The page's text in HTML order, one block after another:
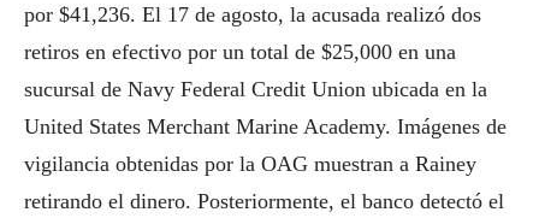
por $41,236. El 17 de agosto, la acusada realizó dos
retiros en efectivo por un total de $25,000 en una
sucursal de Navy Federal Credit Union ubicada en la
United States Merchant Marine Academy. Imágenes de
vigilancia obtenidas por la OAG muestran a Rainey
retirando el dinero. Posteriormente, el banco detectó el